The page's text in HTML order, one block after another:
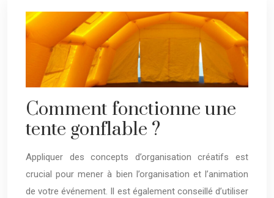
Comment fonctionne une
tente gonflable ?
Appliquer des concepts d’organisation créatifs est
crucial pour mener à bien l’organisation et l’animation
de votre événement. Il est également conseillé d’utiliser